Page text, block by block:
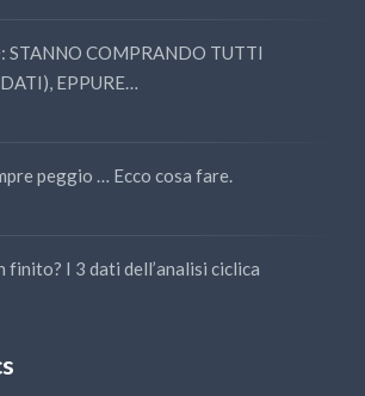
STANNO COMPRANDO TUTTI
EPPURE…
peggio … Ecco cosa fare.
finito? I 3 dati dell’analisi ciclica